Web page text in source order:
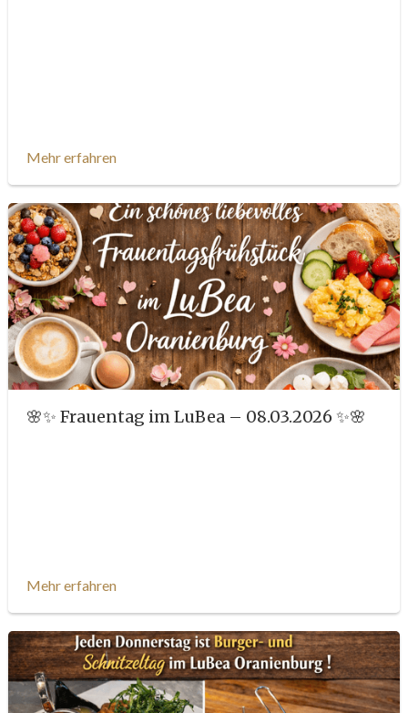
Mehr erfahren
🌸✨ Frauentag im LuBea – 08.03.2026 ✨🌸
Mehr erfahren